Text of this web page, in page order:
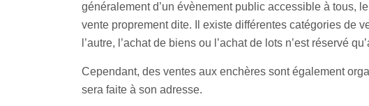
généralement d’un évènement public accessible à tous,
vente proprement dite. Il existe différentes catégories de
l’autre, l’achat de biens ou l’achat de lots n’est réservé
Cependant, des ventes aux enchères sont également
sera faite à son adresse.